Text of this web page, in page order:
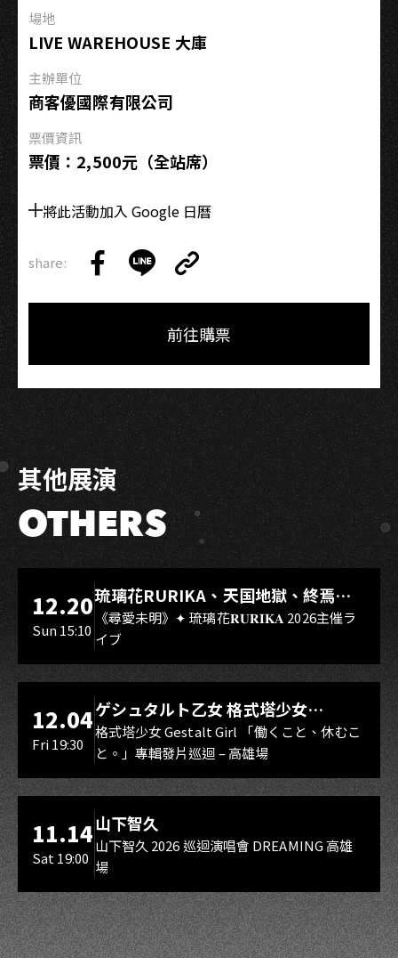
配
樂
基
礎
作
班】
場地
LIVE WAREHOUSE 大庫
主辦單位
商客優國際有限公司
票價資訊
票價：2,500元（全站席）
將此活動加入 Google 日曆
share:
on
on
Link
Copy
前往購票
其他展演
OTHERS
LIVE WAREHOUSE 小庫
12.20
Sun 15:10
琉璃花RURIKA、天国地獄、終焉
Rebirth、DUALIA、無我夢中、花奏
スマイル（O.A.）
《尋愛未明》✦ 琉璃花𝐑𝐔𝐑𝐈𝐊𝐀 2026主催ラ
イブ
LIVE WAREHOUSE 小庫
12.04
Fri 19:30
ゲシュタルト乙女 格式塔少女
Gestalt Girl
格式塔少女 Gestalt Girl 「働くこと、休むこ
と。」專輯發片巡迴 – 高雄場
11.14
Sat 19:00
山下智久
山下智久 2026 巡迴演唱會 DREAMING 高雄
場